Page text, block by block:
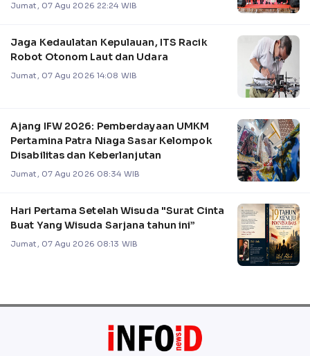
Jumat, 07 Agu 2026 22:24 WIB
Jaga Kedaulatan Kepulauan, ITS Racik
Robot Otonom Laut dan Udara
Jumat, 07 Agu 2026 14:08 WIB
Ajang IFW 2026: Pemberdayaan UMKM
Pertamina Patra Niaga Sasar Kelompok
Disabilitas dan Keberlanjutan
Jumat, 07 Agu 2026 08:34 WIB
Hari Pertama Setelah Wisuda "Surat Cinta
Buat Yang Wisuda Sarjana tahun ini”
Jumat, 07 Agu 2026 08:13 WIB